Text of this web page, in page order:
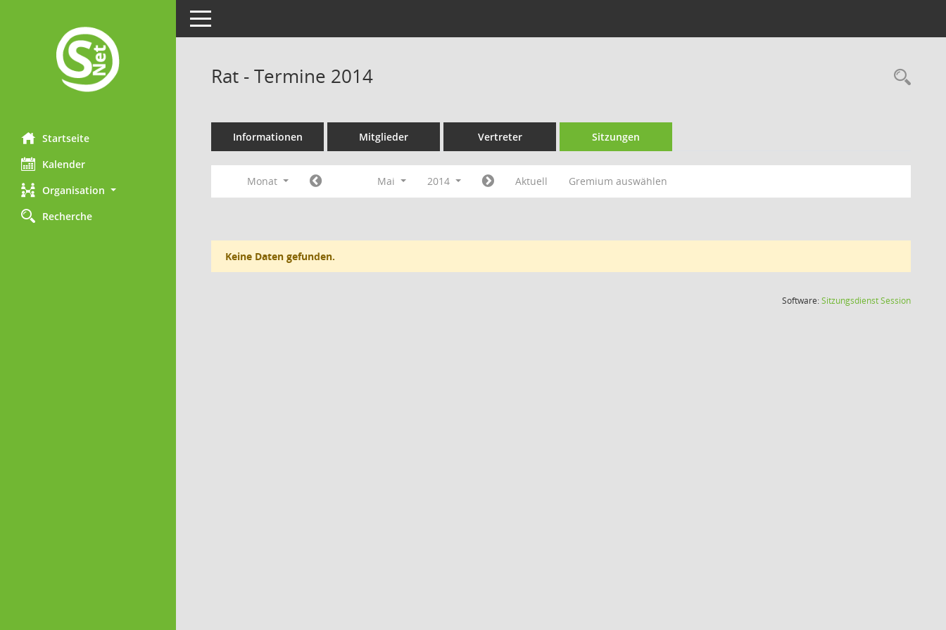
Startseite
Kalender
Organisation
Recherche
Toggle navigation
Rat - Termine 2014
Informationen Mitglieder Vertreter Sitzungen
Monat Mai 2014 Aktuell Gremium auswählen
Keine Daten gefunden.
Software:SitzungsdienstSession(Wird in